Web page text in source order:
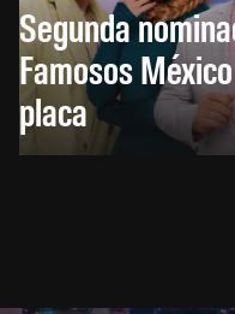
Segunda
Famosos
placa